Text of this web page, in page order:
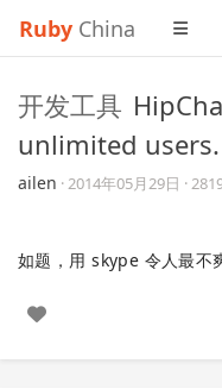
Ruby China
开发工具
unlimited users.
ailen ·2014年05月29日 ·
如题，用 skype 令人最不